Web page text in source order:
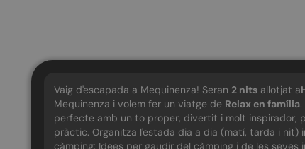
Vaig d'escapada a Mequinenza! Seran 2 nits allotjat a
Mequinenza i volem fer un viatge de Relax en família
perfecte amb un to proper, divertit i molt inspirador,
pràctic. Organitza l'estada dia a dia (matí, tarda i nit)
càmping: Idees per gaudir del càmping i de les seves